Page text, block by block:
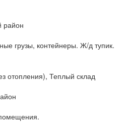
район
грузы, контейнеры. Ж/д тупик.
отопления), Теплый склад